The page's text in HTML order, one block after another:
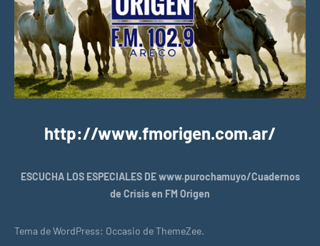
http://www.fmorigen.com.ar/
ESCUCHA LOS ESPECIALES DE www.purochamuyo/Cuadernos
de Crisis en FM Origen
Tema de WordPress: Occasio de ThemeZee.